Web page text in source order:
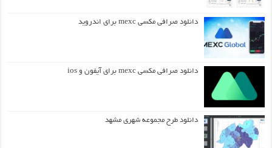
دانلود صرافی مکسی mexc برای اندروید
دانلود صرافی مکسی mexc برای آیفون و ios
دانلود طرح مجموعه شهری مشهد